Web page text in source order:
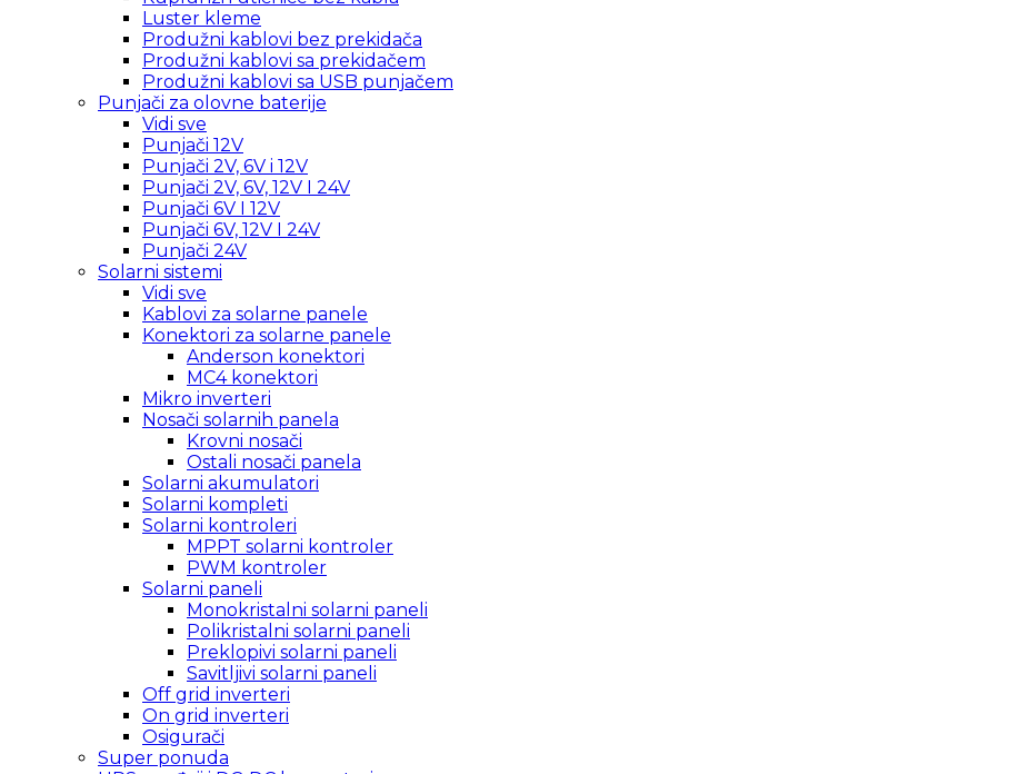
Luster kleme
Produžni kablovi bez prekidača
Produžni kablovi sa prekidačem
Produžni kablovi sa USB punjačem
Punjači za olovne baterije
Vidi sve
Punjači 12V
Punjači 2V, 6V i 12V
Punjači 2V, 6V, 12V I 24V
Punjači 6V I 12V
Punjači 6V, 12V I 24V
Punjači 24V
Solarni sistemi
Vidi sve
Kablovi za solarne panele
Konektori za solarne panele
Anderson konektori
MC4 konektori
Mikro inverteri
Nosači solarnih panela
Krovni nosači
Ostali nosači panela
Solarni akumulatori
Solarni kompleti
Solarni kontroleri
MPPT solarni kontroler
PWM kontroler
Solarni paneli
Monokristalni solarni paneli
Polikristalni solarni paneli
Preklopivi solarni paneli
Savitljivi solarni paneli
Off grid inverteri
On grid inverteri
Osigurači
Super ponuda